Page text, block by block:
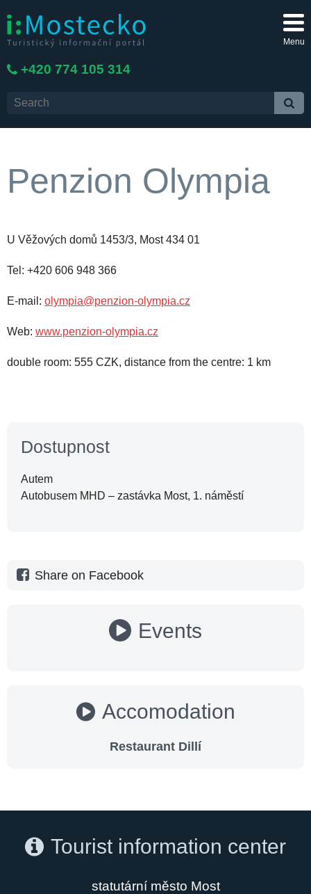
Menu
+420 774 105 314
Penzion Olympia
U Věžových domů 1453/3, Most 434 01
Tel: +420 606 948 366
E-mail: olympia@penzion-olympia.cz
Web: www.penzion-olympia.cz
double room: 555 CZK, distance from the centre: 1 km
Dostupnost
Autem
Autobusem MHD – zastávka Most, 1. náměstí
Share on Facebook
Events
Accomodation
Restaurant Dillí
Tourist information center
statutární město Most